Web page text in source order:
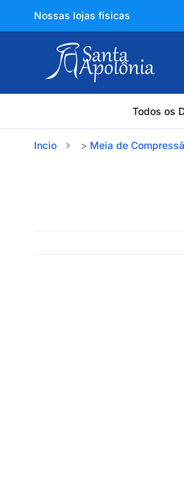
Nossas lojas físicas
Todos os
Incio Meia de